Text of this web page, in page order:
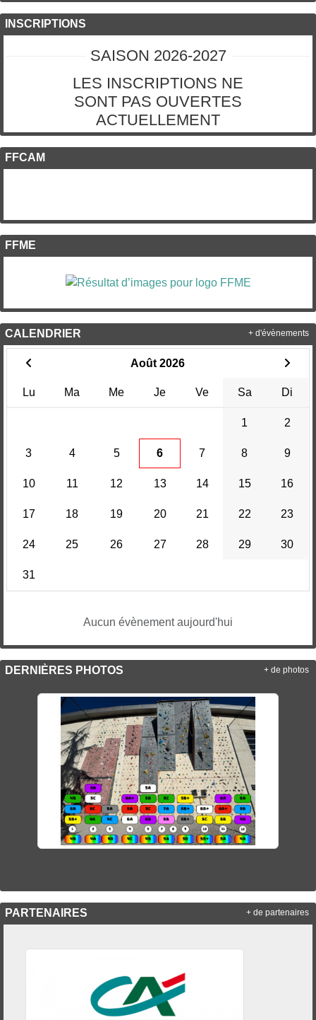
INSCRIPTIONS
SAISON 2026-2027
LES INSCRIPTIONS NE
SONT PAS OUVERTES
ACTUELLEMENT
FFCAM
FFME
CALENDRIER
Août 2026
Lu Ma Me Je Ve Sa Di
1 2
3 4 5 6 7 8 9
10 11 12 13 14 15 16
17 18 19 20 21 22 23
24 25 26 27 28 29 30
31
Aucun évènement aujourd'hui
+ d'évènements
DERNIÈRES PHOTOS + de photos
PARTENAIRES + de partenaires